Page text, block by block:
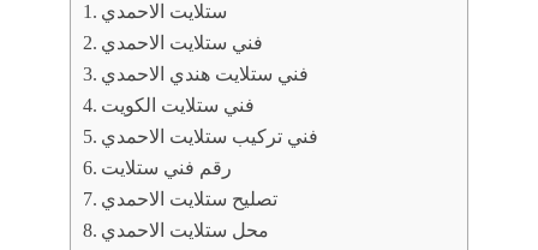
ستلايت الاحمدي
فني ستلايت الاحمدي
فني ستلايت هندي الاحمدي
فني ستلايت الكويت
فني تركيب ستلايت الاحمدي
رقم فني ستلايت
تصليح ستلايت الاحمدي
محل ستلايت الاحمدي